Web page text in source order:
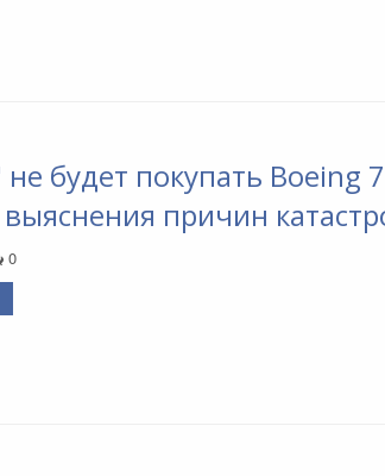
будет покупать Boeing
причин
0